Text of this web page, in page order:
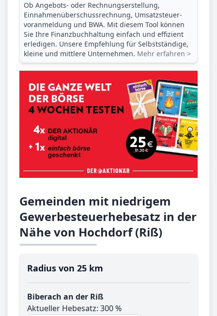
Ob Angebots- oder Rechnungserstellung,
Einnahmenüberschuss­rechnung, Umsatzsteuer­
voranmeldung und BWA. Mit diesem Tool können
Sie Ihre Finanz­buchhaltung einfach und effizient
erledigen. Unsere Empfehlung für Selbstständige,
kleine und mittlere Unternehmen. Mehr erfahren >
Gemeinden mit niedrigem
Gewerbesteuerhebesatz in der
Nähe von Hochdorf (Riß)
Radius von 25 km
Biberach an der Riß
Aktueller Hebesatz: 300 %